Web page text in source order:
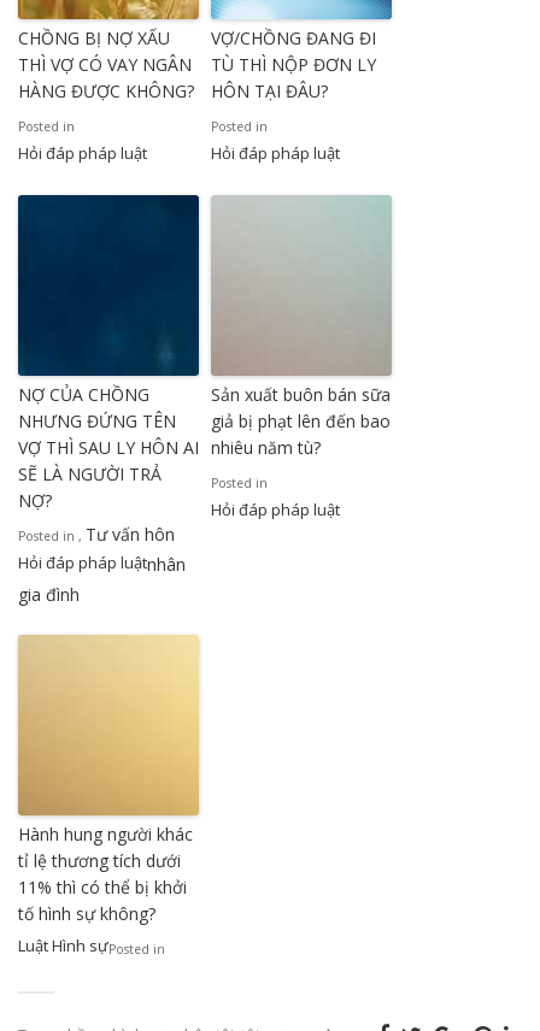
CHỒNG BỊ NỢ XẤU
THÌ VỢ CÓ VAY NGÂN
HÀNG ĐƯỢC KHÔNG?
Posted in
Hỏi đáp pháp luật
VỢ/CHỒNG ĐANG ĐI
TÙ THÌ NỘP ĐƠN LY
HÔN TẠI ĐÂU?
Posted in
Hỏi đáp pháp luật
NỢ CỦA CHỒNG
NHƯNG ĐỨNG TÊN
VỢ THÌ SAU LY HÔN AI
SẼ LÀ NGƯỜI TRẢ
NỢ?
Posted in
Hỏi đáp pháp luật
, Tư vấn hôn
nhân
gia đình
Sản xuất buôn bán sữa
giả bị phạt lên đến bao
nhiêu năm tù?
Posted in
Hỏi đáp pháp luật
Hành hung người khác
tỉ lệ thương tích dưới
11% thì có thể bị khởi
tố hình sự không?
Posted in
Luật Hình sự